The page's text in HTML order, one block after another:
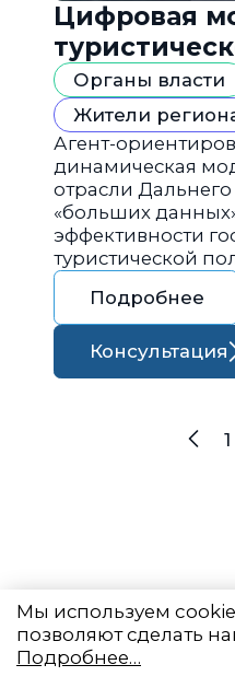
Цифровая
Дальнего
Органы власти
Жители
Агент-
динамическая
отрасли
«больших
эффективности
туристической
Подробнее
Консультация
1
Мы используем
позволяют сделать
Подробнее…